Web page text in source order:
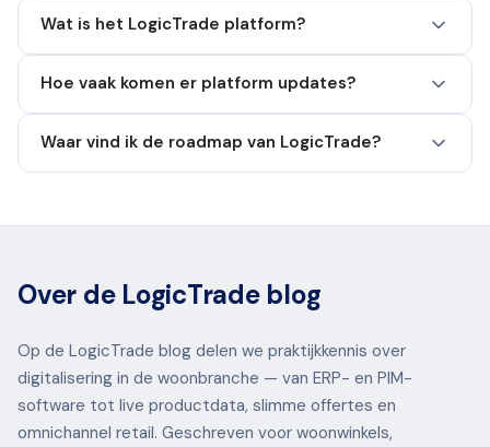
Wat is het LogicTrade platform?
Hoe vaak komen er platform updates?
Waar vind ik de roadmap van LogicTrade?
Over de LogicTrade blog
Op de LogicTrade blog delen we praktijkkennis over
digitalisering in de woonbranche — van ERP- en PIM-
software tot live productdata, slimme offertes en
omnichannel retail. Geschreven voor woonwinkels,